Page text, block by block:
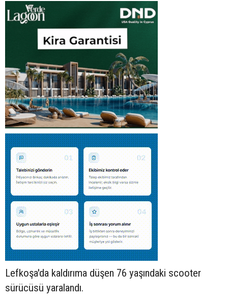
Lefkoşa'da kaldırıma düşen 76 yaşındaki scooter
sürücüsü yaralandı.